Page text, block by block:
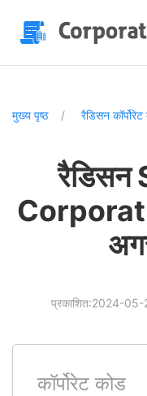
मुख्य पृष्ठ रैडिसन
प्रकाशित:2024-05-
कॉर्पोरेट कोड